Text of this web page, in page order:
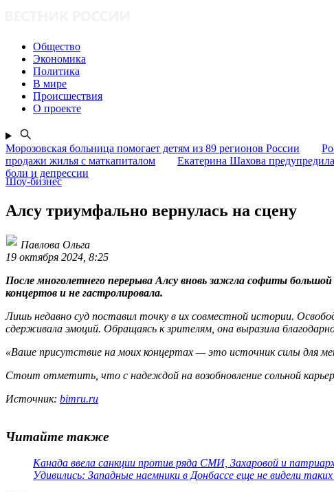
Общество
Экономика
Политика
В мире
Происшествия
О проекте
Морозовская больница помогает детям из 89 регионов России
продажи жилья с маткапиталом
Екатерина Шахова
боли и депрессии
Шоу-бизнес
Алсу триумфально вернулась на сцену
Павлова Ольга
19 октября 2024, 8:25
После многолетнего перерыва Алсу вновь зажгла софиты
концертов и не гастролировала.
Лишь недавно суд поставил точку в их совместной истории.
сдерживала эмоций. Обращаясь к зрителям, она выразила
«Ваше присутствие на моих концертах — это источник силы для
Стоит отметить, что с надеждой на возобновление сольной
Источник: bimru.ru
Читайте также
Канада ввела санкции против ряда СМИ, Захаровой и
Удивились: Западные наемники в Донбассе еще не видели